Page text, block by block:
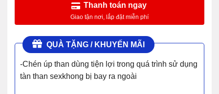
Thanh toán ngay
QUÀ TẶNG / KHUYẾN MÃI
-Chén úp than dùng tiện lợi trong quá trình sử dụng
tàn than sexkhong bị bay ra ngoài